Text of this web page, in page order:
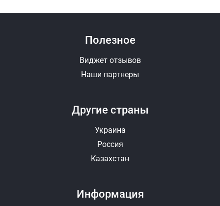
Другие страны
Украина
Россия
Казахстан
Полезное
Виджет отзывов
Наши партнеры
Информация